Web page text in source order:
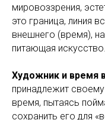
мировоззрения,
это граница, линия
внешнего (время),
питающая искусство.
Художник и время
принадлежит
время, пытаясь
сохранить его для